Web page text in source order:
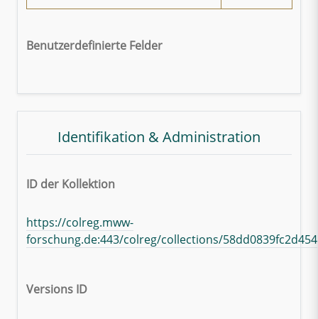
Benutzerdefinierte Felder
Identifikation & Administration
ID der Kollektion
https://colreg.mww-
forschung.de:443/colreg/collections/
Versions ID